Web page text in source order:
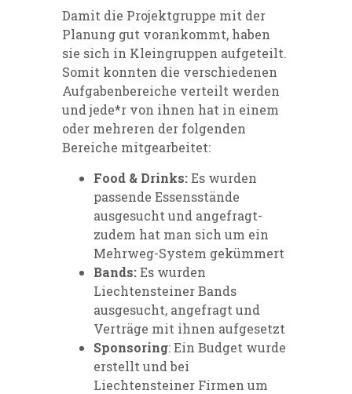
Damit die Projektgruppe mit der
Planung gut vorankommt, haben
sie sich in Kleingruppen aufgeteilt.
Somit konnten die verschiedenen
Aufgabenbereiche verteilt werden
und jede*r von ihnen hat in einem
oder mehreren der folgenden
Bereiche mitgearbeitet:
Food & Drinks:Es wurden
passende Essensstände
ausgesucht und angefragt-
zudem hat man sich um ein
Mehrweg-System gekümmert
Bands:Es wurden
Liechtensteiner Bands
ausgesucht, angefragt und
Verträge mit ihnen aufgesetzt
Sponsoring: Ein Budget wurde
erstellt und bei
Liechtensteiner Firmen um